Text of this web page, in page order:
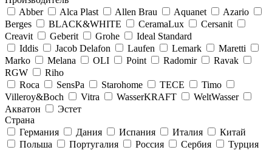
Abber
Alca Plast Allen Brau Aquanet
Azario
Berges
BLACK&WHITE CeramaLux
Cersanit
Creavit
Geberit Grohe
Ideal Standard
Iddis
Jacob Delafon Laufen Lemark
Maretti
Marko
Melana OLI Point Radomir
Ravak
RGW
Riho
Roca
SensPa Starohome TECE
Timo
Villeroy&Boсh
Vitra WasserKRAFT
WeltWasser
Акватон
Эстет
Страна
Германия
Дания Испания Италия
Китай
Польша
Португалия Россия Сербия
Турция